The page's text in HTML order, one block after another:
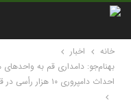
خانه
اخبار
بهنام‌جو: دامداری قم به
احداث دامپروری ۱۰ هزار رأسی در قم را داریم